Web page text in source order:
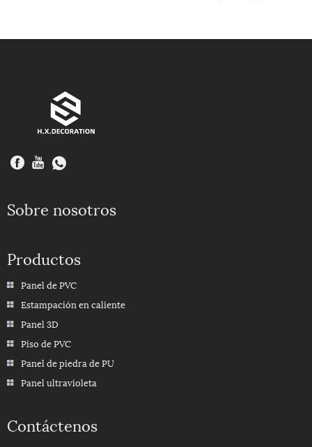
Sobre nosotros
Productos
Panel de PVC
Estampación en caliente
Panel 3D
Piso de PVC
Panel de piedra de PU
Panel ultravioleta
Contáctenos